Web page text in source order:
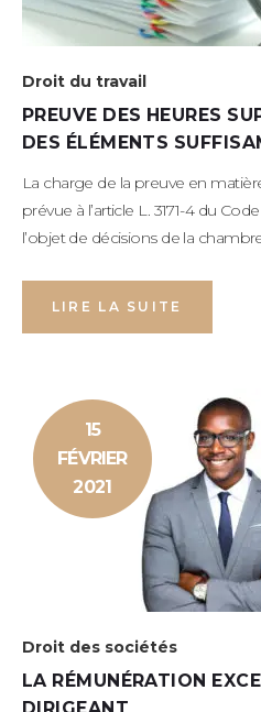
Droit du travail
PREUVE DES HEURES
DES ÉLÉMENTS
La charge de la preuve en
prévue à l’article L. 3171-4 du
l’objet de décisions de la
LIRE LA SUITE
15
FÉVRIER
2021
Droit des sociétés
LA RÉMUNÉRATION